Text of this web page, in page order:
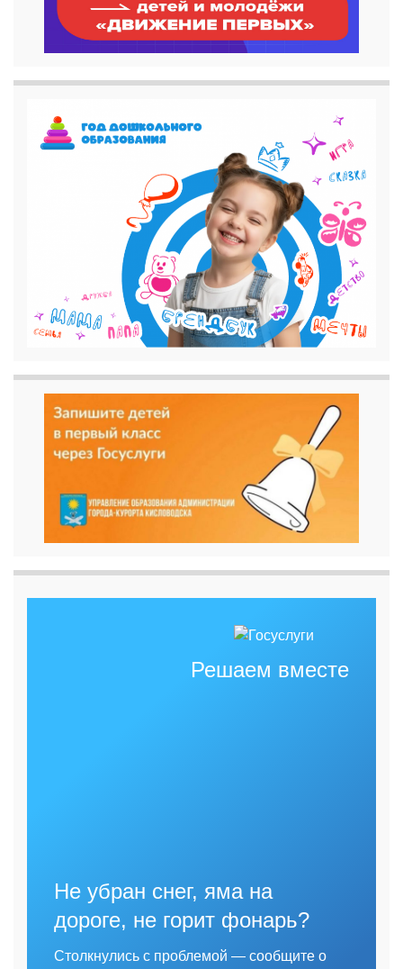
Решаем вместе
Не убран снег, яма на
дороге, не горит фонарь?
Столкнулись с проблемой — сообщите о